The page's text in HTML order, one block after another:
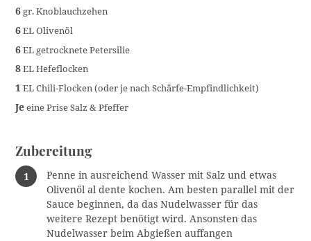
6 gr. Knoblauchzehen
6EL Olivenöl
6EL getrocknete Petersilie
8EL Hefeflocken
1 EL Chili-Flocken (oder je nach Schärfe-Empfindlichkeit)
Jeeine Prise Salz & Pfeffer
Zubereitung
Penne in ausreichend Wasser mit Salz und etwas
Olivenöl al dente kochen. Am besten parallel mit der
Sauce beginnen, da das Nudelwasser für das
weitere Rezept benötigt wird. Ansonsten das
Nudelwasser beim Abgießen auffangen